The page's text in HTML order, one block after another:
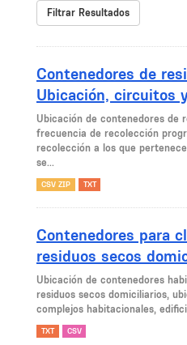
Filtrar Resultados
Contenedores de
Ubicación, circuitos
Ubicación de contenedores de
frecuencia de recolección
recolección a los que
se...
CSV ZIP TXT
Contenedores para
residuos secos
Ubicación de contenedores
residuos secos domiciliarios,
complejos habitacionales,
TXT CSV